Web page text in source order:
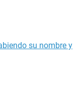
su nombre y